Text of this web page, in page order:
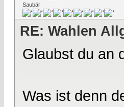
Saubär
RE: Wahlen
Glaubst du an
Was ist denn